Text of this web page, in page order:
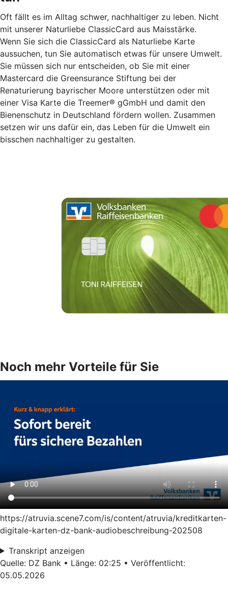
Oft fällt es im Alltag schwer, nachhaltiger zu leben. Nicht
mit unserer Naturliebe ClassicCard aus Maisstärke.
Wenn Sie sich die ClassicCard als Naturliebe Karte
aussuchen, tun Sie automatisch etwas für unsere Umwelt.
Sie müssen sich nur entscheiden, ob Sie mit einer
Mastercard die Greensurance Stiftung bei der
Renaturierung bayrischer Moore unterstützen oder mit
einer Visa Karte die Treemer® gGmbH und damit den
Bienenschutz in Deutschland fördern wollen. Zusammen
setzen wir uns dafür ein, das Leben für die Umwelt ein
bisschen nachhaltiger zu gestalten.
Noch mehr Vorteile für Sie
https://atruvia.scene7.com/is/content/atruvia/kreditkarten-
digitale-karten-dz-bank-audiobeschreibung-202508
Transkript anzeigen
Quelle: DZ Bank • Länge: 02:25 • Veröffentlicht:
05.05.2026